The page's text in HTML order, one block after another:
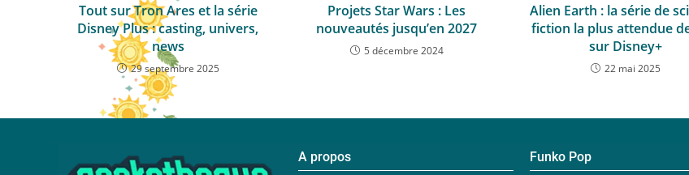
Tout sur Tron Ares et la série
Disney Plus : casting, univers,
news
29 septembre 2025
Projets Star Wars : Les
nouveautés jusqu’en 2027
5 décembre 2024
Alien Earth : la série de
fiction la plus attendue
sur Disney+
22 mai 2025
A propos Funko Pop